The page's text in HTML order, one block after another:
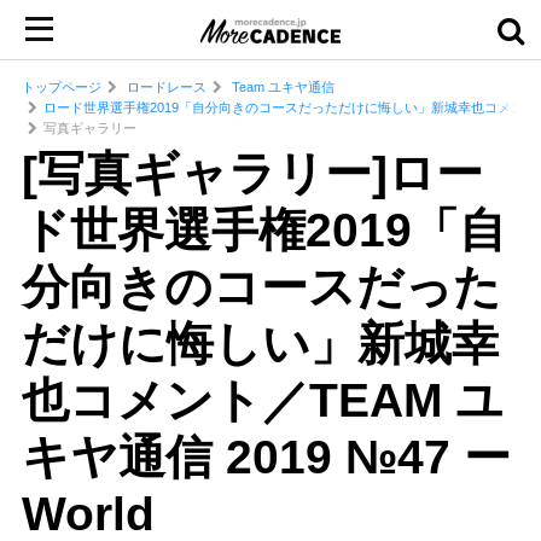
トップページ ロードレース
Team ユキヤ通信
ロード世界選手権2019「自分向きのコースだっただけに悔しい」新城幸也コメン
写真ギャラリー
[写真ギャラリー]ロー
ド世界選手権2019「自
分向きのコースだった
だけに悔しい」新城幸
也コメント／TEAM ユ
キヤ通信 2019 №47 ー
World